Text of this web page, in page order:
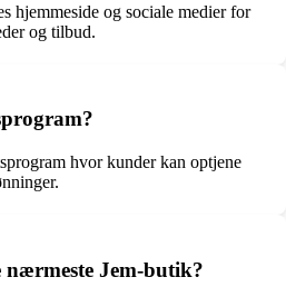
hjemmeside og sociale medier for
og tilbud.
hvor kunder kan optjene
Jem-butik?